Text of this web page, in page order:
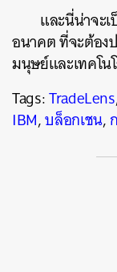
และนี่น่าจะ
อนาคต ที่จะต้อง
มนุษย์และเทคโน
Tags:TradeLens
IBM,บล็อกเชน,